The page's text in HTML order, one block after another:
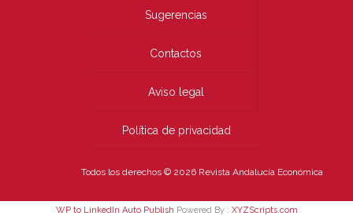
Sugerencias
Contactos
Aviso legal
Política de privacidad
Todos los derechos © 2026 Revista Andalucía Económica
WP to LinkedIn Auto Publish Powered By : XYZScripts.com